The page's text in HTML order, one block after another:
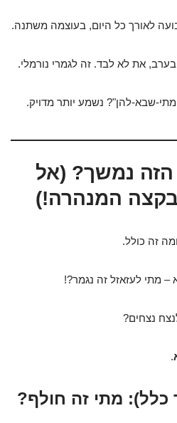
לאורך כל היום, בעוצמה משתנה.
את לא לבד. זה לגמרי נורמלי.
שבא-להן"? נשמע יותר מדויק.
הזה נמשך? (אל
בקצה המנהרה!)
זה כולל.
מתי לעזאזל זה נגמר?!
נצחים?
.
כלל): מתי זה חולף?